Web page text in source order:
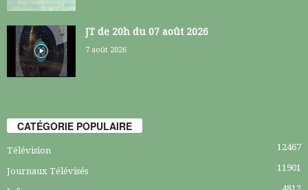
JT de 20h du 07 août 2026
7 août 2026
CATÉGORIE POPULAIRE
Télévision 12467
Journaux Télévisés 11901